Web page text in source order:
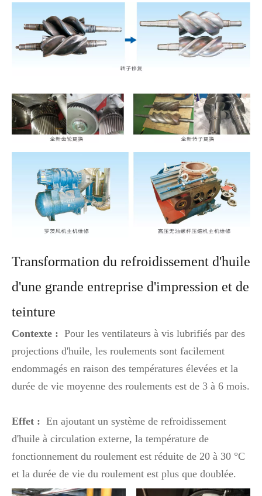
Transformation du refroidissement d'huile
d'une grande entreprise d'impression et de
teinture
Contexte : Pour les ventilateurs à vis lubrifiés par des
projections d'huile, les roulements sont facilement
endommagés en raison des températures élevées et la
durée de vie moyenne des roulements est de 3 à 6 mois.
Effet : En ajoutant un système de refroidissement
d'huile à circulation externe, la température de
fonctionnement du roulement est réduite de 20 à 30 °C
et la durée de vie du roulement est plus que doublée.